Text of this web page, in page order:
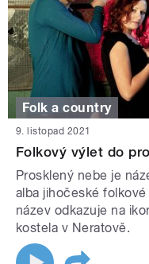
Folk a country
9. listopad 2021
Folkový výlet do
Prosklený nebe je
alba jihočeské
název odkazuje na
kostela v Neratově.